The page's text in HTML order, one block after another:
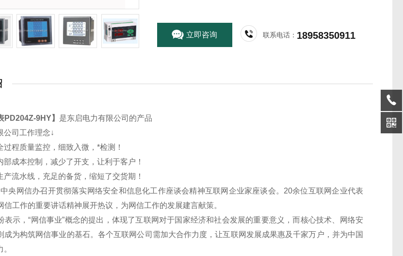
立即咨询 联系电话： 18958350911
PD204Z-9HY】 是东启电力有限公司的产品
公司工作理念↓
过程质量监控，细致入微，*检测！
部成本控制，减少了开支，让利于客户！
产流水线，充足的备货，缩短了交货期！
央网信办召开贯彻落实网络安全和信息化工作座谈会精神互联网企业家座谈会。20余位互联网企业代表
信工作的重要讲话精神展开热议，为网信工作的发展建言献策。
，“网信事业”概念的提出，体现了互联网对于国家经济和社会发展的重要意义，而核心技术、网络安
成为构筑网信事业的基石。各个互联网公司需加大合作力度，让互联网发展成果惠及千家万户，并为中国